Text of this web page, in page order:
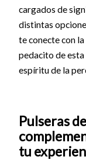
cargados de
distintas
te conecte con
pedacito de
espíritu de la
Pulseras
tu